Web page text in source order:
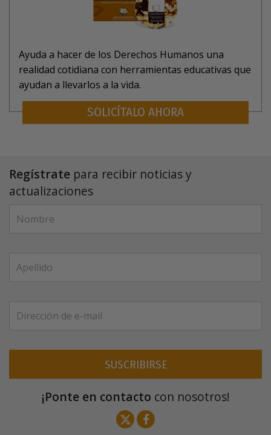
Ayuda a hacer de los Derechos Humanos una
realidad cotidiana con herramientas educativas que
ayudan a llevarlos a la vida.
SOLICÍTALO AHORA
Regístrate para recibir noticias y
actualizaciones
SUSCRIBIRSE
¡Ponte en contacto con nosotros!